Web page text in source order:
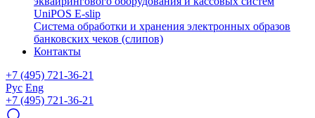
UniPOS E-slip
Система обработки и хранения электронных образов
банковских чеков (слипов)
Контакты
+7 (495) 721-36-21
Рус Eng
+7 (495) 721-36-21